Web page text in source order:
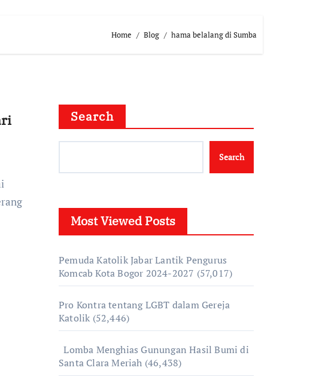
Home Blog hama belalang di Sumba
Search
Search
Most Viewed Posts
Pemuda Katolik Jabar Lantik Pengurus
Komcab Kota Bogor 2024-2027 (57,017)
Pro Kontra tentang LGBT dalam Gereja
Katolik (52,446)
Lomba Menghias Gunungan Hasil Bumi di
Santa Clara Meriah (46,438)